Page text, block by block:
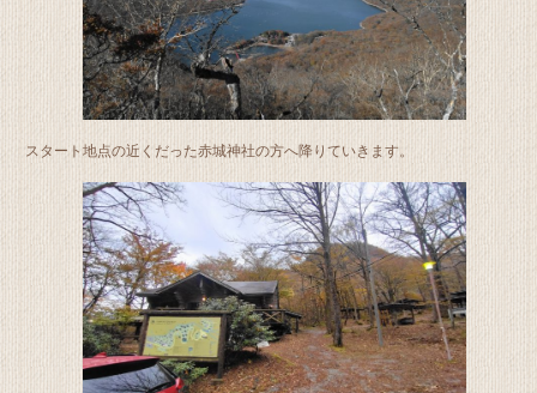
スタート地点の近くだった赤城神社の方へ降りていきます。